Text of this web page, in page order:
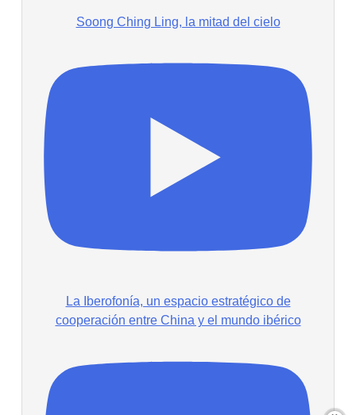
Soong Ching Ling, la mitad del cielo
La Iberofonía, un espacio estratégico de
cooperación entre China y el mundo ibérico